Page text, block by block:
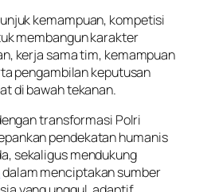
kemampuan, kompetisi
membangun karakter
kerja sama tim, kemampuan
pengambilan keputusan
di bawah tekanan.
transformasi Polri
pendekatan humanis
sekaligus mendukung
dalam menciptakan sumber